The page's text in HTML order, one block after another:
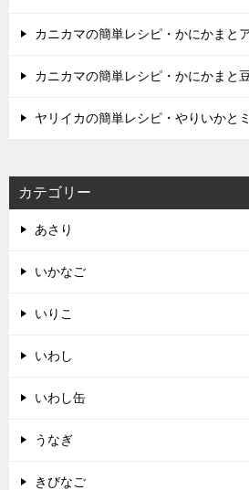
カニカマの簡単レシピ・かにかまと
カニカマの簡単レシピ・かにかまと
ヤリイカの簡単レシピ・やりいかと
カテゴリー
あさり
いかなご
いりこ
いわし
いわし缶
うなぎ
きびなご